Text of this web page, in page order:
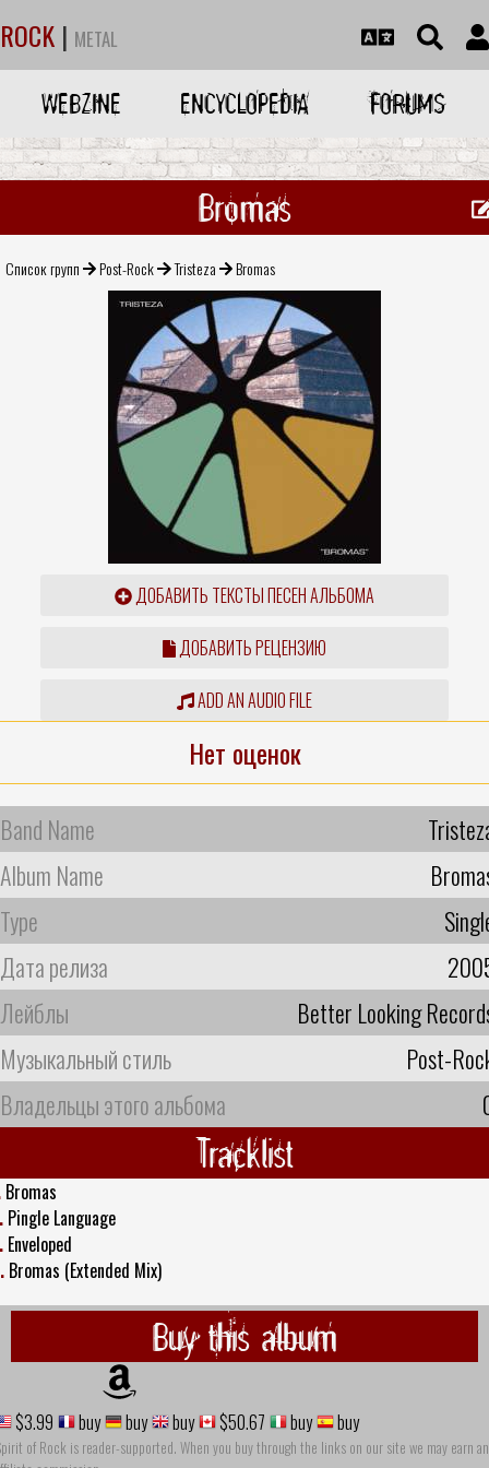
ROCK | METAL
WEBZINE ENCYCLOPEDIA FORUMS
Bromas
Список групп Post-Rock Tristeza Bromas
ДОБАВИТЬ ТЕКСТЫ ПЕСЕН АЛЬБОМА
ДОБАВИТЬ РЕЦЕНЗИЮ
ADD AN AUDIO FILE
Нет оценок
Band Name
Album Name
Type
Дата релиза
Лейблы
Better Looking
Музыкальный стиль
Post-
Владельцы этого альбома
Tracklist
Bromas
Pingle Language
Enveloped
Bromas (Extended Mix)
Buy this album
$3.99 buy buy buy $50.67 buy buy
of Rock is reader-supported. When you buy through the links on our site we may earn an